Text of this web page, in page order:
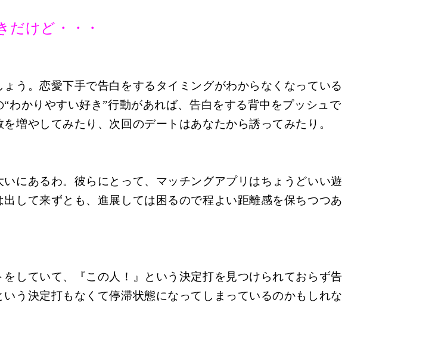
だけど・・・
う。恋愛下手で告白をするタイミングがわからなくなっている
わかりやすい好き”行動があれば、告白をする背中をプッシュで
増やしてみたり、次回のデートはあなたから誘ってみたり。
にあるわ。彼らにとって、マッチングアプリはちょうどいい遊
して来ずとも、進展しては困るので程よい距離感を保ちつつあ
していて、『この人！』という決定打を見つけられておらず告
う決定打もなくて停滞状態になってしまっているのかもしれな